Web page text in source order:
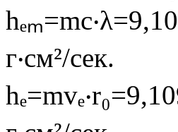
г‧см²/сек.